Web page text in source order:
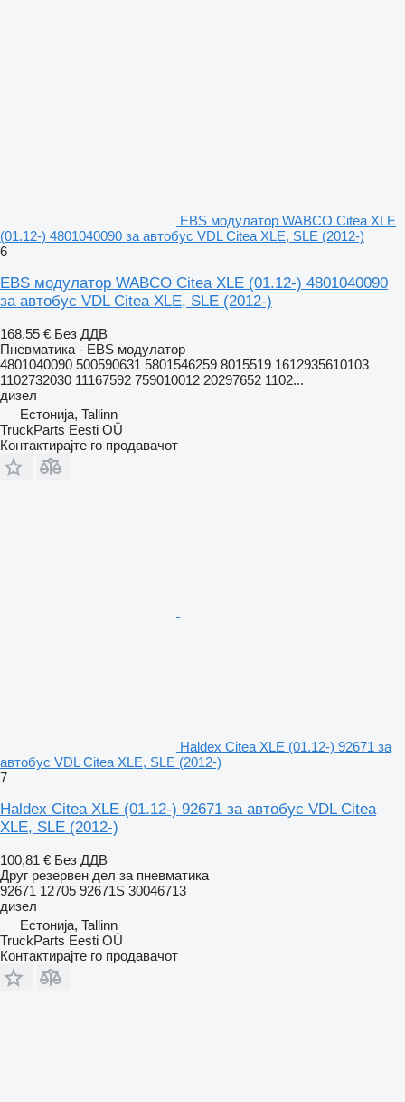
EBS модулатор WABCO Citea XLE
(01.12-) 4801040090 за автобус VDL Citea XLE, SLE (2012-)
6
EBS модулатор WABCO Citea XLE (01.12-) 4801040090
за автобус VDL Citea XLE, SLE (2012-)
168,55 € Без ДДВ
Пневматика - EBS модулатор
4801040090 500590631 5801546259 8015519 1612935610103
1102732030 11167592 759010012 20297652 1102...
дизел
Естонија, Tallinn
TruckParts Eesti OÜ
Контактирајте го продавачот
Haldex Citea XLE (01.12-) 92671 за
автобус VDL Citea XLE, SLE (2012-)
7
Haldex Citea XLE (01.12-) 92671 за автобус VDL Citea
XLE, SLE (2012-)
100,81 € Без ДДВ
Друг резервен дел за пневматика
92671 12705 92671S 30046713
дизел
Естонија, Tallinn
TruckParts Eesti OÜ
Контактирајте го продавачот